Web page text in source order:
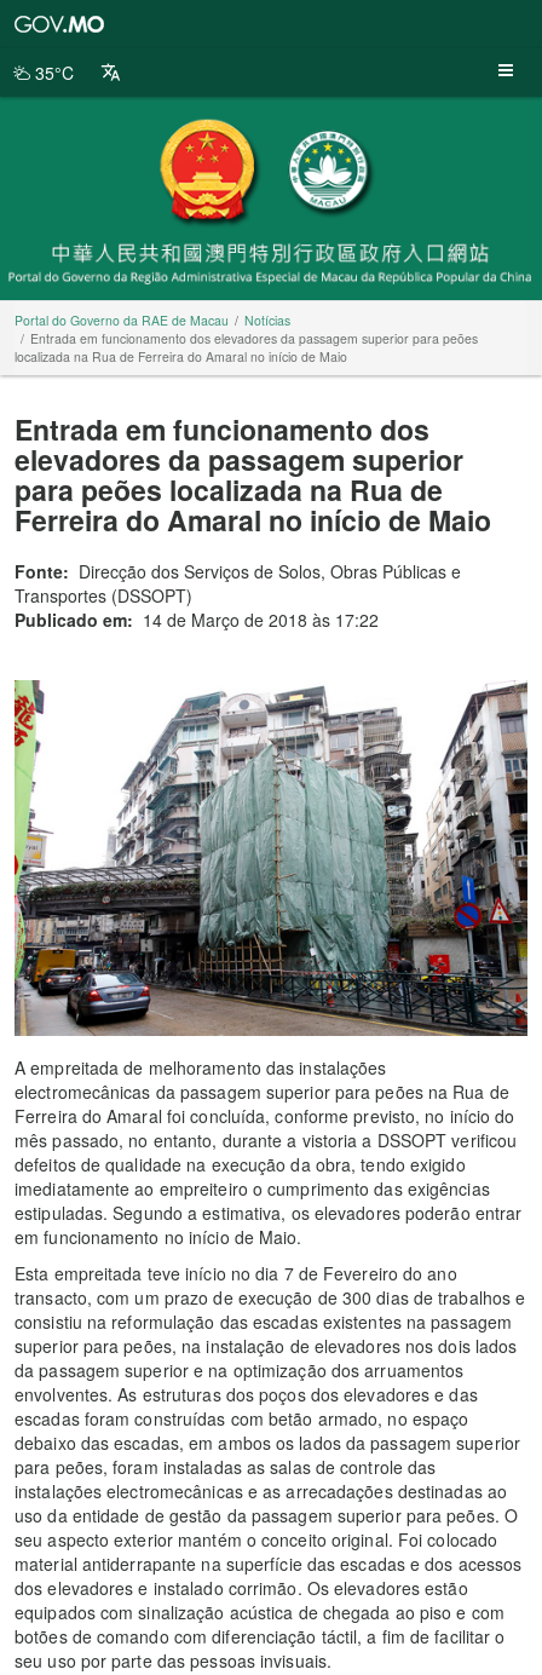
da
35°C
Portal do Governo da RAE de Macau
Notícias
Entrada em funcionamento dos elevadores da passagem superior para peões
localizada na Rua de Ferreira do Amaral no início de Maio
Entrada em funcionamento dos
elevadores da passagem superior
para peões localizada na Rua de
Ferreira do Amaral no início de Maio
Fonte: Direcção dos Serviços de Solos, Obras Públicas e
Transportes (DSSOPT)
Publicado em: 14 de Março de 2018 às 17:22
A empreitada de melhoramento das instalações
electromecânicas da passagem superior para peões na Rua de
Ferreira do Amaral foi concluída, conforme previsto, no início do
mês passado, no entanto, durante a vistoria a DSSOPT verificou
defeitos de qualidade na execução da obra, tendo exigido
imediatamente ao empreiteiro o cumprimento das exigências
estipuladas. Segundo a estimativa, os elevadores poderão entrar
em funcionamento no início de Maio.
Esta empreitada teve início no dia 7 de Fevereiro do ano
transacto, com um prazo de execução de 300 dias de trabalhos e
consistiu na reformulação das escadas existentes na passagem
superior para peões, na instalação de elevadores nos dois lados
da passagem superior e na optimização dos arruamentos
envolventes. As estruturas dos poços dos elevadores e das
escadas foram construídas com betão armado, no espaço
debaixo das escadas, em ambos os lados da passagem superior
para peões, foram instaladas as salas de controle das
instalações electromecânicas e as arrecadações destinadas ao
uso da entidade de gestão da passagem superior para peões. O
seu aspecto exterior mantém o conceito original. Foi colocado
material antiderrapante na superfície das escadas e dos acessos
dos elevadores e instalado corrimão. Os elevadores estão
equipados com sinalização acústica de chegada ao piso e com
botões de comando com diferenciação táctil, a fim de facilitar o
seu uso por parte das pessoas invisuais.